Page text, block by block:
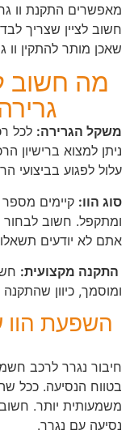
מאפשרים התקנת וו
חשוב לציין שצריך
שאכן מותר להתקין
מה חשוב
משקל הגרירה: לכל
ניתן למצוא ברישיון
עלול לפגוע בביצועי
סוג הוו: קיימים
ומתקפל. חשוב
אתם לא יודעים תשאלו
התקנה מקצועית:
ומוסמך, כיוון
השפעת הוו
חיבור נגרר לרכב
בטווח הנסיעה. ככל
משמעותית יותר.
נסיעה עם נגרר.